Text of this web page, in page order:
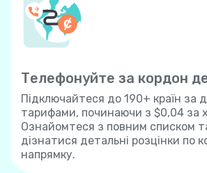
Телефонуйте за кордон
Підключайтеся до 190+ країн за
тарифами, починаючи з $0,04 за
Ознайомтеся з повним списком
дізнатися детальні розцінки по
напрямку.